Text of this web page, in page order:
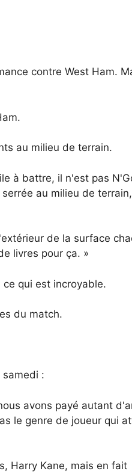
contre West Ham.
au milieu de terrain.
à battre, il n'est pas
au milieu de
de la surface
livres pour ça. »
qui est incroyable.
du match.
samedi :
avons payé autant
le genre de joueur qui
Harry Kane, mais en fait